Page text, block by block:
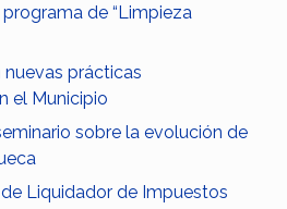
de “Limpieza
nuevas prácticas
el Municipio
sobre la evolución de
Liquidador de Impuestos